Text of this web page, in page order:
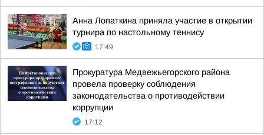
Анна Лопаткина приняла участие в открытии
турнира по настольному теннису
17:49
Прокуратура Медвежьегорского района
провела проверку соблюдения
законодательства о противодействии
коррупции
17:12